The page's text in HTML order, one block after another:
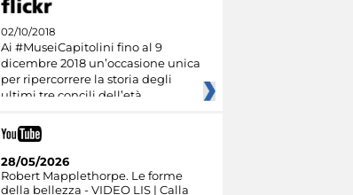
02/10/2018
Ai #MuseiCapitolini fino al 9
dicembre 2018 un’occasione unica
per ripercorrere la storia degli
ultimi tre concili dell’età
28/05/2026
Robert Mapplethorpe. Le forme
della bellezza - VIDEO LIS | Calla